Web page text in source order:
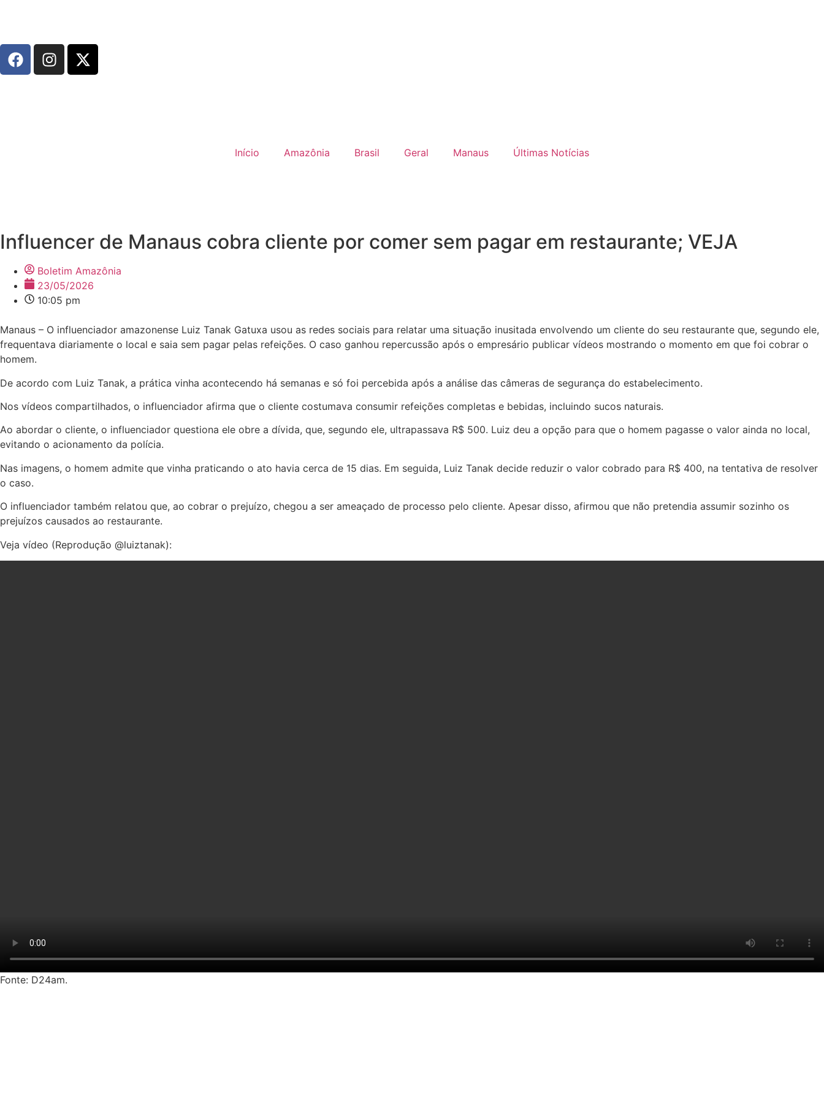
Início Amazônia Brasil Geral Manaus Últimas Notícias
Influencer de Manaus cobra cliente por comer sem pagar em restaurante; VEJA
Boletim Amazônia
23/05/2026
10:05 pm
Manaus – O influenciador amazonense Luiz Tanak Gatuxa usou as redes sociais para relatar uma situação inusitada envolvendo um cliente do seu restaurante que, segundo ele,
frequentava diariamente o local e saia sem pagar pelas refeições. O caso ganhou repercussão após o empresário publicar vídeos mostrando o momento em que foi cobrar o
homem.
De acordo com Luiz Tanak, a prática vinha acontecendo há semanas e só foi percebida após a análise das câmeras de segurança do estabelecimento.
Nos vídeos compartilhados, o influenciador afirma que o cliente costumava consumir refeições completas e bebidas, incluindo sucos naturais.
Ao abordar o cliente, o influenciador questiona ele obre a dívida, que, segundo ele, ultrapassava R$ 500. Luiz deu a opção para que o homem pagasse o valor ainda no local,
evitando o acionamento da polícia.
Nas imagens, o homem admite que vinha praticando o ato havia cerca de 15 dias. Em seguida, Luiz Tanak decide reduzir o valor cobrado para R$ 400, na tentativa de resolver
o caso.
O influenciador também relatou que, ao cobrar o prejuízo, chegou a ser ameaçado de processo pelo cliente. Apesar disso, afirmou que não pretendia assumir sozinho os
prejuízos causados ao restaurante.
Veja vídeo (Reprodução @luiztanak):
Fonte: D24am.